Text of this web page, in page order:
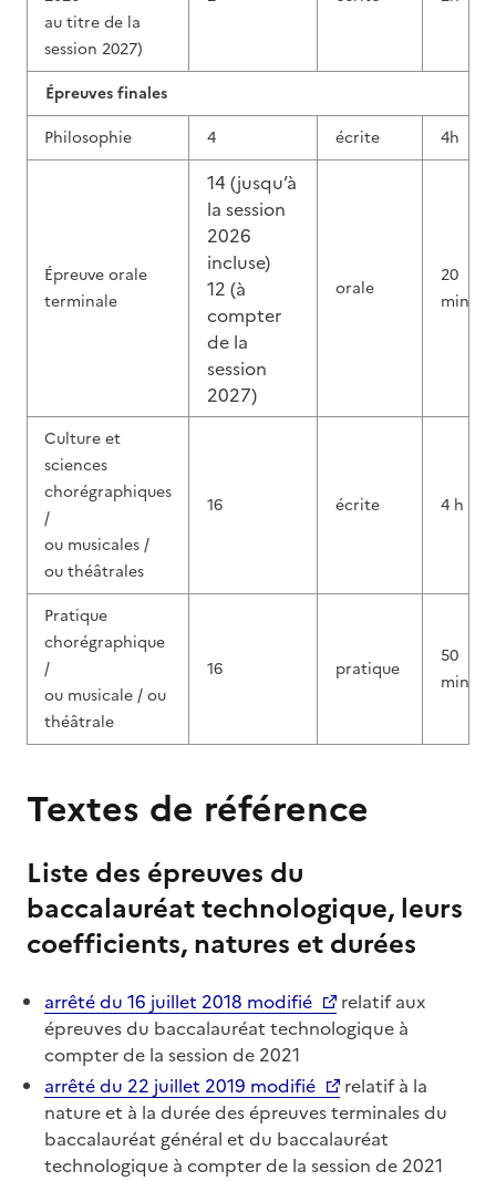
au titre de la
session 2027)
Épreuves finales
Philosophie
4 écrite 4h
Épreuve orale
terminale
14 (jusqu’à
la session
2026
incluse)
12 (à
compter
de la
session
2027)
orale
20
min
Culture et
sciences
chorégraphiques
/
ou musicales /
ou théâtrales
16 écrite 4 h
Pratique
chorégraphique
/
ou musicale / ou
théâtrale
16 pratique
50
min
Textes de référence
Liste des épreuves du
baccalauréat technologique, leurs
coefficients, natures et durées
arrêté du 16 juillet 2018 modifié
relatif aux
épreuves du baccalauréat technologique à
compter de la session de 2021
arrêté du 22 juillet 2019 modifié
relatif à la
nature et à la durée des épreuves terminales du
baccalauréat général et du baccalauréat
technologique à compter de la session de 2021